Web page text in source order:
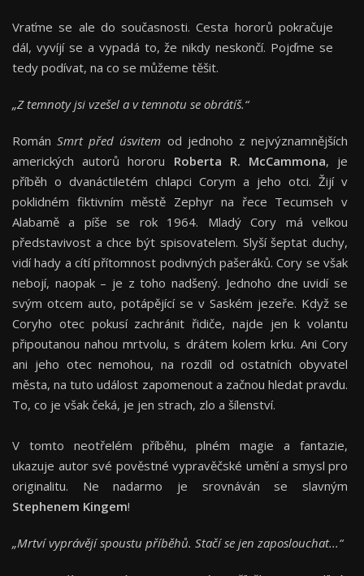
Vraťme se ale do současnosti. Cesta hororů pokračuje
dál, vyvíjí se a vypadá to, že nikdy neskončí. Pojďme se
tedy podívat, na co se můžeme těšit.
„Z temnoty jsi vzešel a v temnotu se obrátíš.“
RománSmrt před úsvitem od jednoho z nejvýznamnějších
amerických autorů hororu Roberta R. McCammona, je
příběh o dvanáctiletém chlapci Corym a jeho otci. Žijí v
poklidném fiktivním městě Zephyr na řece Tecumseh v
Alabamě a píše se rok 1964. Mladý Cory má velkou
představivost a chce být spisovatelem. Slyší šeptat duchy,
vidí hady a cítí přítomnost podivných pašeráků. Cory se však
nebojí, naopak – je z toho nadšený. Jednoho dne uvidí se
svým otcem auto, potápějící se v Saském jezeře. Když se
Coryho otec pokusí zachránit řidiče, najde jen k volantu
připoutanou nahou mrtvolu, s drátem kolem krku. Ani Cory
ani jeho otec nemohou, na rozdíl od ostatních obyvatel
města, na tuto událost zapomenout a začnou hledat pravdu.
To, co je však čeká, je jen strach, zlo a šílenství.
V tomto neotřelém příběhu, plném magie a fantazie,
ukazuje autor své pověstné vypravěčské umění a smysl pro
originalitu. Ne nadarmo je srovnáván se slavným
Stephenem Kingem!
„Mrtví vyprávějí spoustu příběhů. Stačí se jen zaposlouchat...“